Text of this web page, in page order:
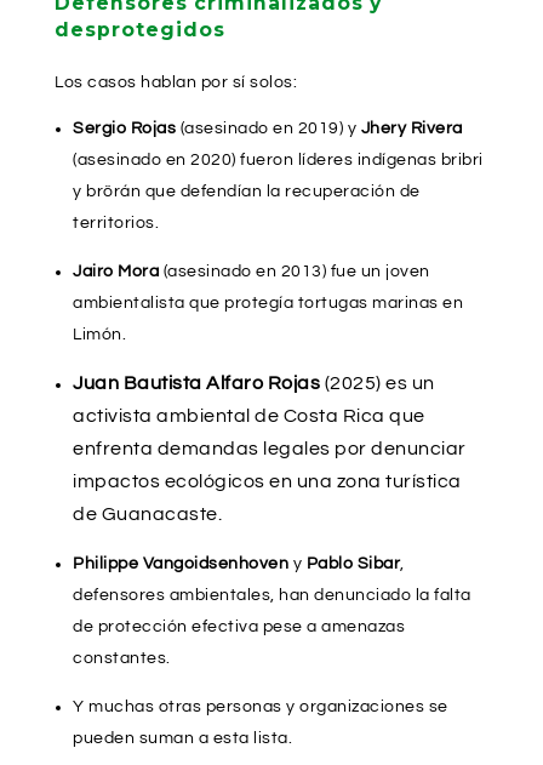
desprotegidos
Los casos hablan por sí solos:
Sergio Rojas (asesinado en 2019) y Jhery Rivera
(asesinado en 2020) fueron líderes indígenas bribri
y brörán que defendían la recuperación de
territorios.
Jairo Mora (asesinado en 2013) fue un joven
ambientalista que protegía tortugas marinas en
Limón.
Juan Bautista Alfaro Rojas (2025) es un
activista ambiental de Costa Rica que
enfrenta demandas legales por denunciar
impactos ecológicos en una zona turística
de Guanacaste.
Philippe Vangoidsenhoven y Pablo Sibar,
defensores ambientales, han denunciado la falta
de protección efectiva pese a amenazas
constantes.
Y muchas otras personas y organizaciones se
pueden suman a esta lista.